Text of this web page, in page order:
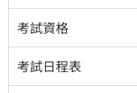
考試資格
考試日程表